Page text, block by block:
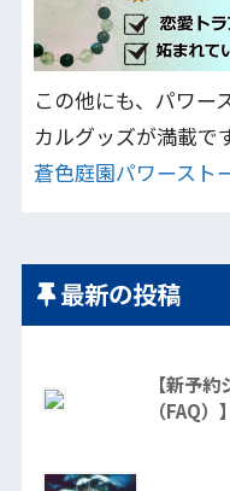
この他にも、パワー
カルグッズが満載です
蒼色庭園パワースト
最新の投稿
【新予
（FAQ）】